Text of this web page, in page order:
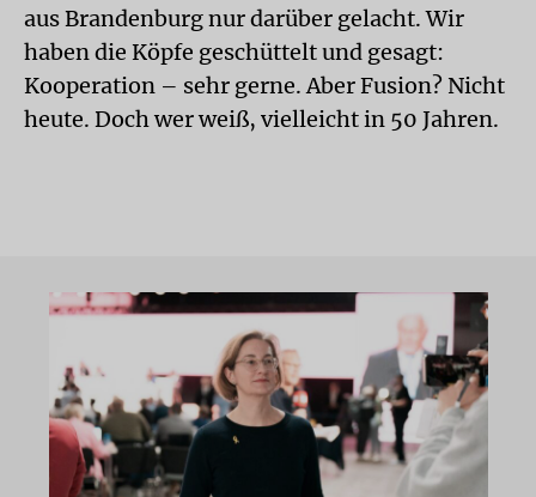
aus Brandenburg nur darüber gelacht. Wir
haben die Köpfe geschüttelt und gesagt:
Kooperation – sehr gerne. Aber Fusion? Nicht
heute. Doch wer weiß, vielleicht in 50 Jahren.